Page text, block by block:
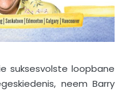
suksesvolste loopbane
neem Barry